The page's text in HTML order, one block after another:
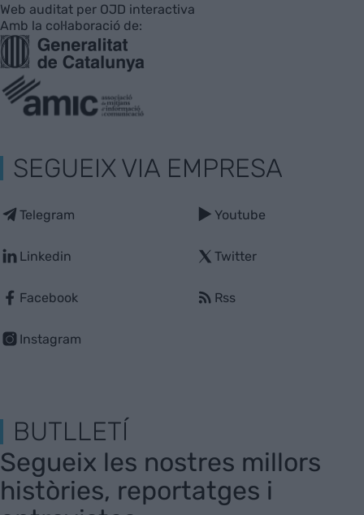
Web auditat per OJD interactiva
Amb la col·laboració de:
SEGUEIX VIA EMPRESA
Telegram
Linkedin
Facebook
Instagram
Youtube
Twitter
Rss
BUTLLETÍ
Segueix les nostres millors
històries, reportatges i